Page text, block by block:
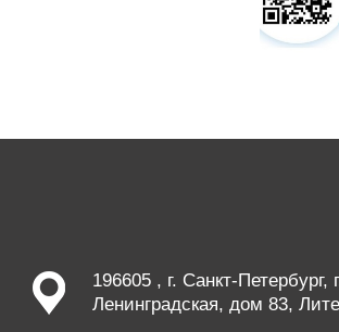
196605 , г. Санкт-
Ленинградская, дом 83,